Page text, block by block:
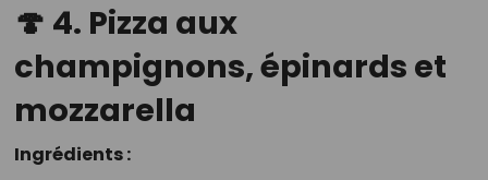
🍄 4. Pizza aux
champignons, épinards et
mozzarella
Ingrédients :